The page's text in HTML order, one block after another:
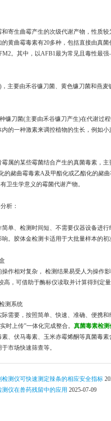
寄生曲霉产生的次级代谢产物，性质
黄曲霉毒素有20多种，包括直接由真
。其中，以AFB1最为常见且毒性最
主要由禾谷镰刀菌、黄色镰刀菌和燕麦
镰刀菌(主要由禾谷镰刀产生)在代谢过
的一种激素来调控植物的生长，例如
属的某些霉菌结合产生的真菌毒素，
的赭曲霉毒素A及甲酯化或乙酯化的赭
卫生学意义的霉菌代谢产物。
析：
单、检测时间短、不需要仪器设备进
。胶体金检测卡适用于大批量样本的初
作相对复杂， 检测结果易受人为操作
高，可借助于酶标仪读取并计算得到定
测系统
需要，按照简单、快速、准确、便携
时上传”一体化完成整合。 真菌毒素检测
、伏马毒素、玉米赤霉烯酮等真菌毒
市场快速筛查等。
检测仪可快速测定辣条的相应安全指标
仪在兽药残留中的应用 2025-07-09